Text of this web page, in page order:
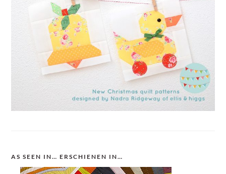
AS SEEN IN… ERSCHIENEN IN…